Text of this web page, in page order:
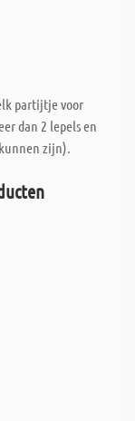
passen tot een
zijn door
gezaagd artikel.
zeer
de maattolerantie
uw op maat
van alle speciale
Nieuw is
gemaakte
zodat
op uw maatwerp,
partijtje voor
dan 2 lepels en
zijn).